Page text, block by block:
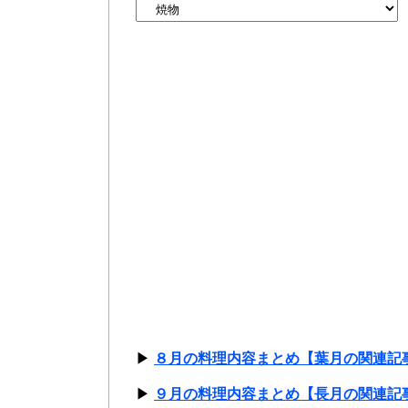
▶ ８月の料理内容まとめ【葉月の関連記
▶ ９月の料理内容まとめ【長月の関連記